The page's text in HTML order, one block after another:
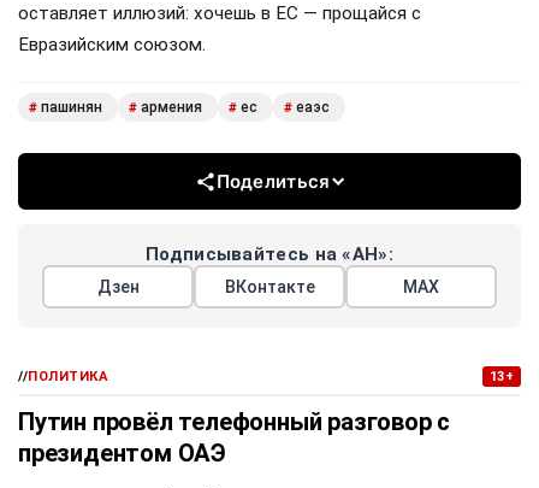
оставляет иллюзий: хочешь в ЕС — прощайся с
Евразийским союзом.
# пашинян # армения # ес # еаэс
Поделиться
Подписывайтесь на «АН»:
Дзен ВКонтакте МАХ
//ПОЛИТИКА 13+
Путин провёл телефонный разговор с
президентом ОАЭ